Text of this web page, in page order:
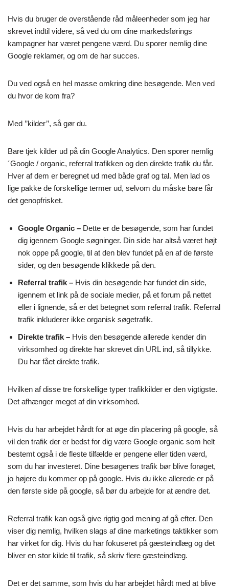
Hvis du bruger de overstående råd måleenheder som jeg har
skrevet indtil videre, så ved du om dine markedsførings
kampagner har været pengene værd. Du sporer nemlig dine
Google reklamer, og om de har succes.
Du ved også en hel masse omkring dine besøgende. Men ved
du hvor de kom fra?
Med ’’kilder’’, så gør du.
Bare tjek kilder ud på din Google Analytics. Den sporer nemlig
´Google / organic, referral trafikken og den direkte trafik du får.
Hver af dem er beregnet ud med både graf og tal. Men lad os
lige pakke de forskellige termer ud, selvom du måske bare får
det genopfrisket.
Google Organic – Dette er de besøgende, som har fundet
dig igennem Google søgninger. Din side har altså været højt
nok oppe på google, til at den blev fundet på en af de første
sider, og den besøgende klikkede på den.
Referral trafik – Hvis din besøgende har fundet din side,
igennem et link på de sociale medier, på et forum på nettet
eller i lignende, så er det betegnet som referral trafik. Referral
trafik inkluderer ikke organisk søgetrafik.
Direkte trafik – Hvis den besøgende allerede kender din
virksomhed og direkte har skrevet din URL ind, så tillykke.
Du har fået direkte trafik.
Hvilken af disse tre forskellige typer trafikkilder er den vigtigste.
Det afhænger meget af din virksomhed.
Hvis du har arbejdet hårdt for at øge din placering på google, så
vil den trafik der er bedst for dig være Google organic som helt
bestemt også i de fleste tilfælde er pengene eller tiden værd,
som du har investeret. Dine besøgenes trafik bør blive forøget,
jo højere du kommer op på google. Hvis du ikke allerede er på
den første side på google, så bør du arbejde for at ændre det.
Referral trafik kan også give rigtig god mening af gå efter. Den
viser dig nemlig, hvilken slags af dine marketings taktikker som
har virket for dig. Hvis du har fokuseret på gæsteindlæg og det
bliver en stor kilde til trafik, så skriv flere gæsteindlæg.
Det er det samme, som hvis du har arbejdet hårdt med at blive